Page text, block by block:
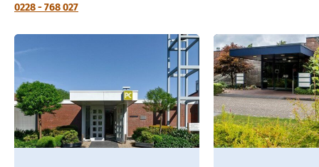
0228 - 768 027